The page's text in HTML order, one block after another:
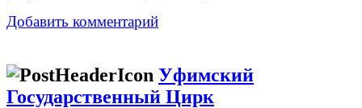
Добавить комментарий
Уфимский
Государственный Цирк